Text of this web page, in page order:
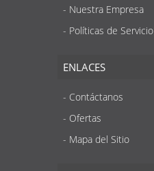
Nuestra Empresa
Políticas de Servicio
ENLACES
Contáctanos
Ofertas
Mapa del Sitio